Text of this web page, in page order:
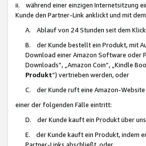
ii. während einer einzigen Internetsitzung
Kunde den Partner-Link anklickt und mit
A. Ablauf von 24 Stunden seit dem
B. der Kunde bestellt ein Produkt, mit
Download einer Amazon Software oder
Downloads“, „Amazon Coin“, „Kindle
Produkt“) vertrieben werden, oder
C. der Kunde ruft eine Amazon-Website
einer der folgenden Fälle eintritt:
D. der Kunde kauft ein Produkt über
E. der Kunde kauft ein Produkt, indem
Partner-Links abschließt, oder